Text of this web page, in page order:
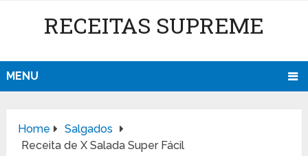
RECEITAS SUPREME
MENU
Home
Salgados
Receita de X Salada Super Fácil